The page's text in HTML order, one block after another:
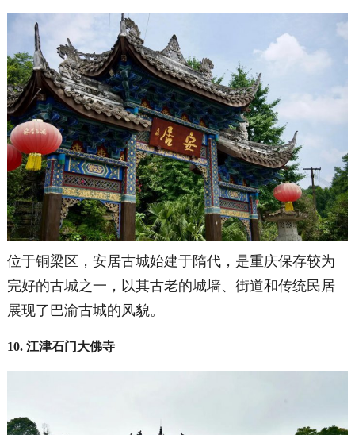
位于铜梁区，安居古城始建于隋代，是重庆保存较为
完好的古城之一，以其古老的城墙、街道和传统民居
展现了巴渝古城的风貌。
10. 江津石门大佛寺